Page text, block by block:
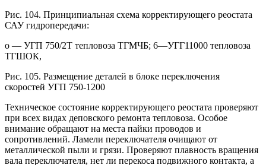
Рис. 104. Принципиальная схема корректирующего реостата
САУ гидропередачи:
о — УГП 750/2Т тепловоза ТГМЧБ; 6—УГГ11000 тепловоза
ТГШОК,
Рис. 105. Размещение деталей в блоке переключения
скоростей УГП 750-1200
Техническое состояние корректирующего реостата проверяют
при всех видах деповского ремонта тепловоза. Особое
внимание обращают на места пайки проводов и
сопротивлений. Ламели переключателя очищают от
металлической пыли и грязи. Проверяют плавность вращения
вала переключателя, нет ли перекоса подвижного контакта, а